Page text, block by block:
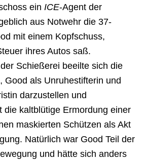
ein ICE-Agent der
aus Notwehr die 37-
mit einem Kopfschuss,
ihres Autos saß.
Schießerei beeilte sich die
Good als Unruhestifterin und
darzustellen und
die kaltblütige Ermordung einer
maskierten Schützen als Akt
Natürlich war Good Teil der
und hätte sich anders